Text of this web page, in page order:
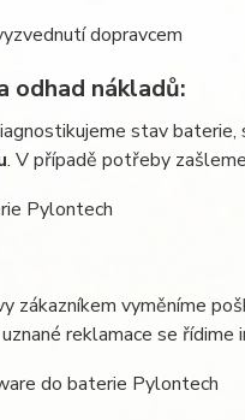
odhad nákladů:
stav
. V případě potřeby
zákazníkem vyměníme
reklamace se řídime